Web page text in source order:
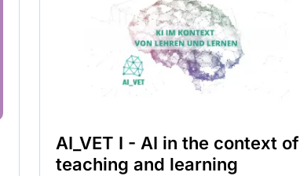
AI_VET I - AI in the context of
teaching and learning